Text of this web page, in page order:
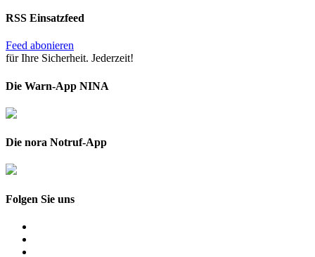
RSS Einsatzfeed
Feed abonieren
für Ihre Sicherheit. Jederzeit!
Die Warn-App NINA
Die nora Notruf-App
Folgen Sie uns